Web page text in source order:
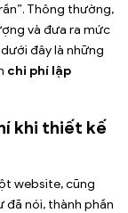
Thông thường,
và đưa ra mức
đây là những
chi phí lập
khi thiết kế
website, cũng
đã nói, thành phần